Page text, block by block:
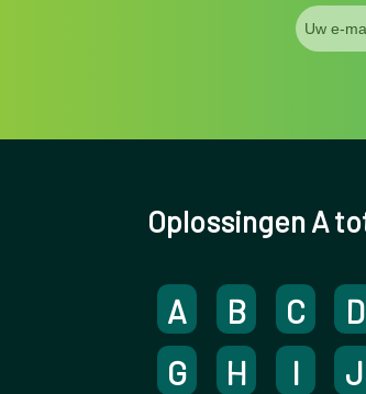
Oplossingen A
A B C D
G
H I J